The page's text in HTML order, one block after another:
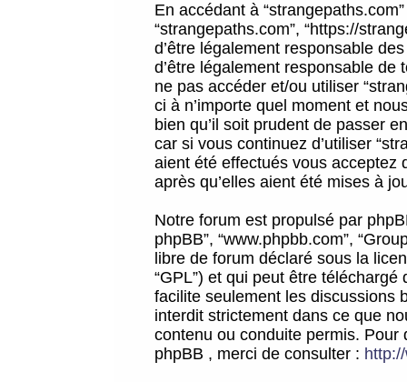
En accédant à
“strangepaths.com”, “https://
d’être légalement responsable
d’être légalement responsable
ne pas accéder et/ou utiliser
ci à n’importe quel moment et
bien qu’il soit prudent de passer
car si vous continuez d’utiliser
aient été effectués vous acceptez
après qu’elles aient été mises à
Notre forum est propulsé par
phpBB”, “www.phpbb.com”,
libre de forum déclaré sous la
“GPL”) et qui peut être téléchargé
facilite seulement les discussions
interdit strictement dans ce que
contenu ou conduite permis.
phpBB , merci de consulter :